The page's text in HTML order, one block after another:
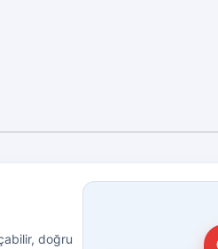
doğru